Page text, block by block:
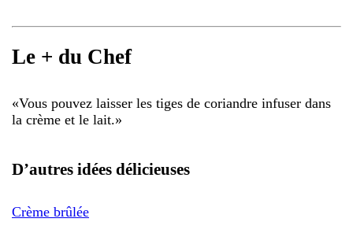
Le + du Chef
«Vous pouvez laisser les tiges de coriandre infuser dans
la crème et le lait.»
D’autres idées délicieuses
Crème brûlée